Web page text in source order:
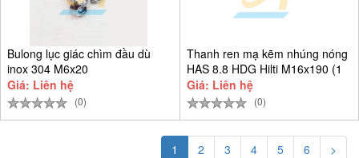
Bulong lục giác chìm đầu dù
inox 304 M6x20
Giá: Liên hệ
(0)
Thanh ren mạ kẽm nhúng nóng
HAS 8.8 HDG Hilti M16x190 (1
Giá: Liên hệ
(0)
1 2 3 4 5 6 >